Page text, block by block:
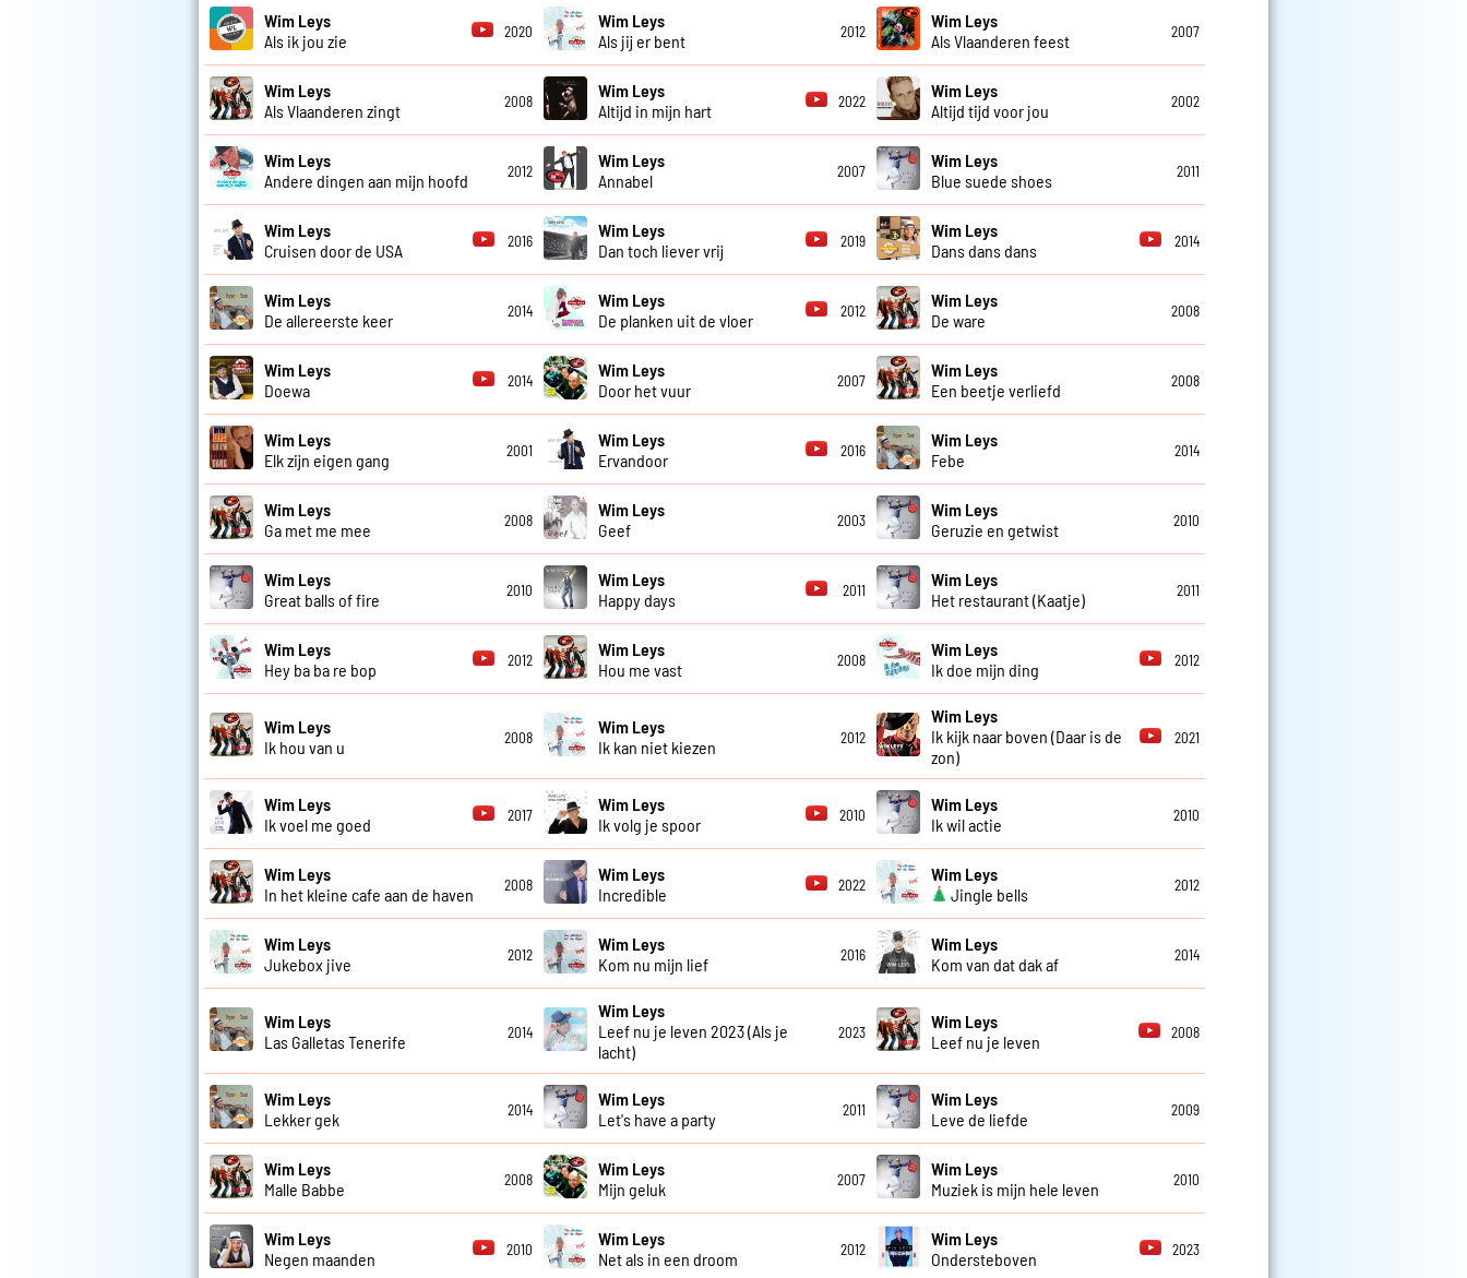
Wim Leys
Als ik jou zie
2020
Wim Leys
Als jij er bent
2012
Wim Leys
Als Vlaanderen feest
2007
Wim Leys
Als Vlaanderen zingt
2008
Wim Leys
Altijd in mijn hart
2022
Wim Leys
Altijd tijd voor jou
2002
Wim Leys
Andere dingen aan mijn hoofd
2012
Wim Leys
Annabel
2007
Wim Leys
Blue suede shoes
2011
Wim Leys
Cruisen door de USA
2016
Wim Leys
Dan toch liever vrij
2019
Wim Leys
Dans dans dans
2014
Wim Leys
De allereerste keer
2014
Wim Leys
De planken uit de vloer
2012
Wim Leys
De ware
2008
Wim Leys
Doewa
2014
Wim Leys
Door het vuur
2007
Wim Leys
Een beetje verliefd
2008
Wim Leys
Elk zijn eigen gang
2001
Wim Leys
Ervandoor
2016
Wim Leys
Febe
2014
Wim Leys
Ga met me mee
2008
Wim Leys
Geef
2003
Wim Leys
Geruzie en getwist
2010
Wim Leys
Great balls of fire
2010
Wim Leys
Happy days
2011
Wim Leys
Het restaurant (Kaatje)
2011
Wim Leys
Hey ba ba re bop
2012
Wim Leys
Hou me vast
2008
Wim Leys
Ik doe mijn ding
2012
Wim Leys
Ik hou van u
2008
Wim Leys
Ik kan niet kiezen
2012
Wim Leys
Ik kijk naar boven (Daar is de
zon)
2021
Wim Leys
Ik voel me goed
2017
Wim Leys
Ik volg je spoor
2010
Wim Leys
Ik wil actie
2010
Wim Leys
In het kleine cafe aan de haven
2008
Wim Leys
Incredible
2022
Wim Leys
Jingle bells
2012
Wim Leys
Jukebox jive
2012
Wim Leys
Kom nu mijn lief
2016
Wim Leys
Kom van dat dak af
2014
Wim Leys
Las Galletas Tenerife
2014
Wim Leys
Leef nu je leven 2023 (Als je
lacht)
2023
Wim Leys
Leef nu je leven
2008
Wim Leys
Lekker gek
2014
Wim Leys
Let's have a party
2011
Wim Leys
Leve de liefde
2009
Wim Leys
Malle Babbe
2008
Wim Leys
Mijn geluk
2007
Wim Leys
Muziek is mijn hele leven
2010
Wim Leys
Negen maanden
2010
Wim Leys
Net als in een droom
2012
Wim Leys
Ondersteboven
2023